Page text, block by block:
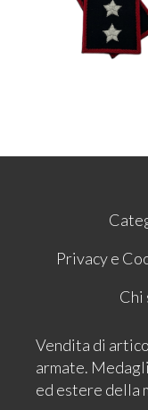
Privacy e
Chi
Vendita di
armate.
ed estere della